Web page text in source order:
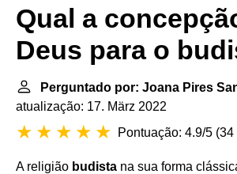
Qual a
Deus para o
Perguntado por: Joana Pires
atualização: 17. März 2022
Pontuação: 4.9/5 (34
A religião budista na sua forma